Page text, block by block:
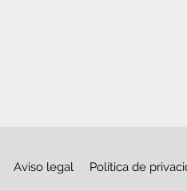
Aviso legal Política de